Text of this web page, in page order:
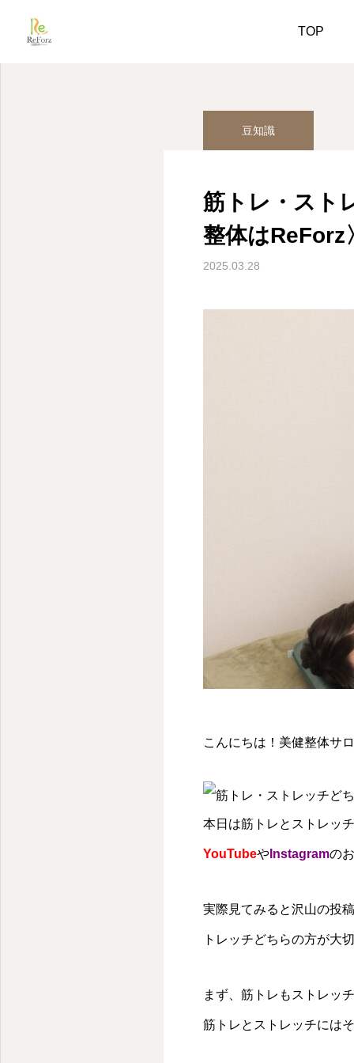
TOP
豆知識
豆知識
筋トレ・スト
整体はReForz
2025.03.28
こんにちは！美健整体サ
本日は筋トレとストレッ
YouTubeや Instagramの
実際見てみると沢山の投
トレッチどちらの方が大
まず、筋トレもストレッ
筋トレとストレッチには